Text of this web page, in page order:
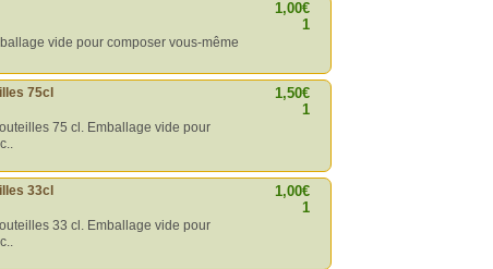
1,00€
1
vide pour composer vous-même
1,50€
1
75cl
75 cl. Emballage vide pour
1,00€
1
33cl
33 cl. Emballage vide pour